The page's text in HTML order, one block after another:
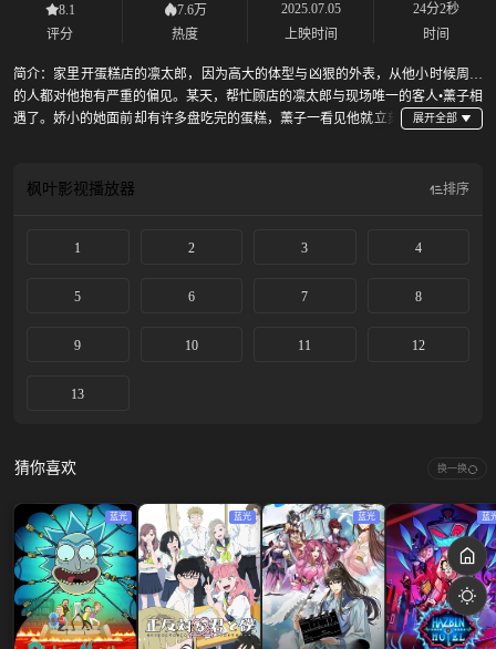
8.1
评分
7.6万
热度
2025.07.05
上映时间
24分2秒
时间
简介： 家里开蛋糕店的凛太郎，因为高大的体型与凶狠的外表，从他小时候周围
的人都对他抱有严重的偏见。某天，帮忙顾店的凛太郎与现场唯一的客人•薰子相
遇了。娇小的她面前却有许多盘吃完的蛋糕，薰子一看见他就立刻
两间高中•千鸟与桔梗，分别就读于这两间学校的凛太郎与薰子，交织出酸甜又多
枫叶影视播放器 排序
1 2 3 4
5 6 7 8
9 10 11 12
13
猜你喜欢 换一换
蓝光 蓝光 蓝光 蓝